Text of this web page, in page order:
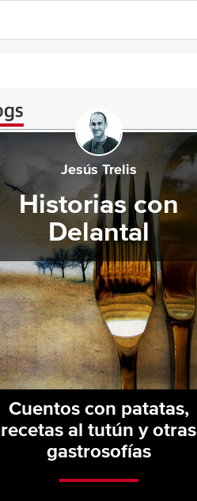
Jesús Trelis
Historias con
Delantal
Cuentos con patatas,
recetas al tutún y otras
gastrosofías